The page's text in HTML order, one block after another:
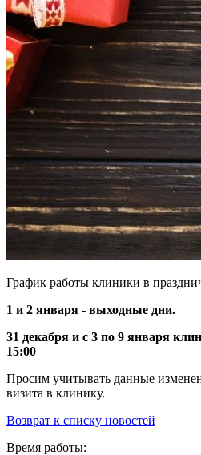
График работы клиники в
1 и 2 января - выходные дни.
31 декабря и с 3 по 9 января
15:00
Просим учитывать данные
визита в клинику.
Возврат к списку новостей
Время работы: